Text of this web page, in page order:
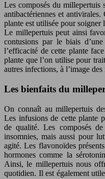
Les composés du millepertuis
antibactériennes et
plante est utilisée pour soigner
Le millepertuis peut ainsi
contusions par le biais
l’efficacité de cette plante
plante que l’on utilise pour
autres infections, à l’image des
Les bienfaits du
On connaît au millepertuis
Les infusions de cette plante
de qualité. Les composés
insomnies, mais aussi pour
agité. Les flavonoïdes
hormones comme la
Ainsi, le millepertuis nous
quotidien. Il est également